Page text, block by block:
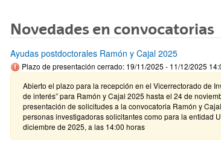
Novedades en convocatorias
Ayudas postdoctorales Ramón y Cajal 2025
Plazo de presentación cerrado: 19/11/2025 - 11/12/2025
Abierto el plazo para la recepción en el Vicerrectorado de
de interés” para Ramón y Cajal 2025 hasta el 24 de
presentación de solicitudes a la convocatoria Ramón y
personas investigadoras solicitantes como para la entidad
diciembre de 2025, a las 14:00 horas